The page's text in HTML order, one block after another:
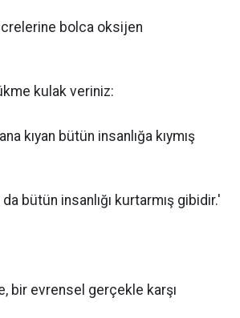
bolca oksijen
kulak veriniz:
kıyan bütün insanlığa kıymış
bütün insanlığı kurtarmış gibidir.'
bir evrensel gerçekle karşı